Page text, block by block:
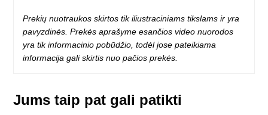
Prekių nuotraukos skirtos tik iliustraciniams tikslams ir yra
pavyzdinės. Prekės aprašyme esančios video nuorodos
yra tik informacinio pobūdžio, todėl jose pateikiama
informacija gali skirtis nuo pačios prekės.
Jums taip pat gali patikti